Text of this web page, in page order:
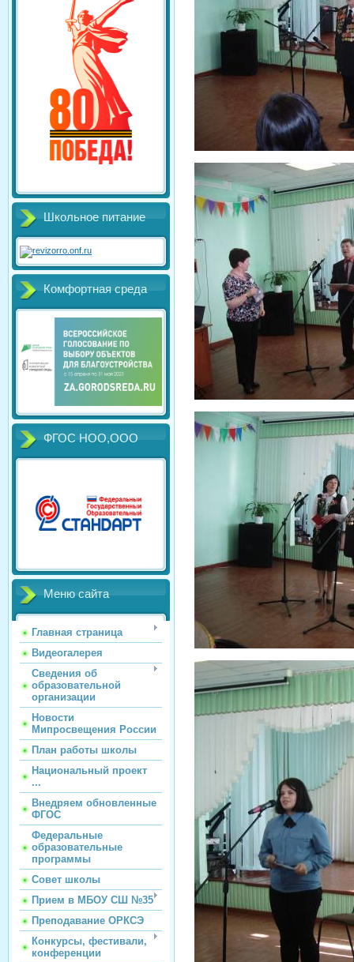
Школьное питание
Комфортная среда
ФГОС НОО,ООО
Меню сайта
Главная страница
Видеогалерея
Сведения об
образовательной
организации
Новости
Мипросвещения России
План работы школы
Национальный проект
...
Внедряем обновленные
ФГОС
Федеральные
образовательные
программы
Совет школы
Прием в МБОУ СШ №35
Преподавание ОРКСЭ
Конкурсы, фестивали,
конференции